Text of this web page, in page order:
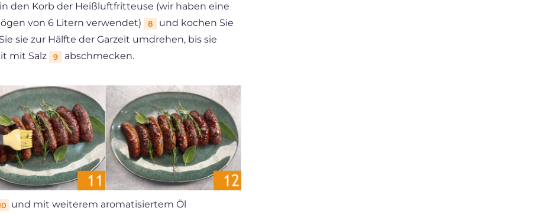
in den Korb der Heißluftfritteuse (wir haben eine
von 6 Litern verwendet)
8
und kochen Sie
sie zur Hälfte der Garzeit umdrehen, bis sie
mit Salz
9 abschmecken.
und mit weiterem aromatisiertem Öl